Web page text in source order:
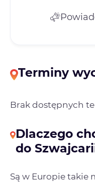
Terminy
Brak dostępnych
Dlaczego
do
Są w Europie takie